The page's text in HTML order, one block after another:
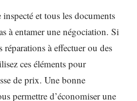
et tous les documents
à entamer une négociation. Si
réparations à effectuer ou des
ces éléments pour
de prix. Une bonne
permettre d’économiser une